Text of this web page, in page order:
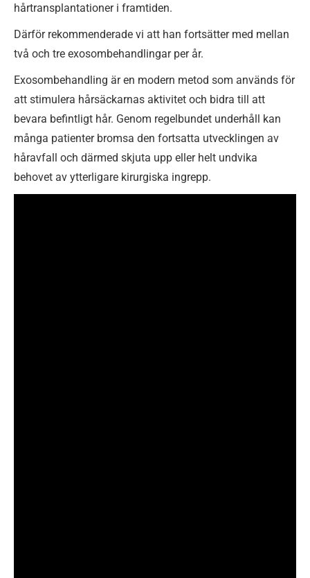
hårtransplantationer i framtiden.
Därför rekommenderade vi att han fortsätter med mellan
två och tre exosombehandlingar per år.
Exosombehandling är en modern metod som används för
att stimulera hårsäckarnas aktivitet och bidra till att
bevara befintligt hår. Genom regelbundet underhåll kan
många patienter bromsa den fortsatta utvecklingen av
håravfall och därmed skjuta upp eller helt undvika
behovet av ytterligare kirurgiska ingrepp.